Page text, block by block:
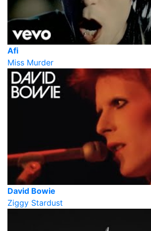
Afi
Miss Murder
David Bowie
Ziggy Stardust